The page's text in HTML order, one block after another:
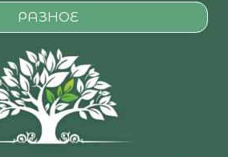
РАЗНОЕ